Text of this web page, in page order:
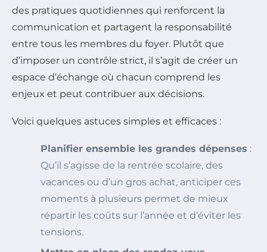
des pratiques quotidiennes qui renforcent la
communication et partagent la responsabilité
entre tous les membres du foyer. Plutôt que
d’imposer un contrôle strict, il s’agit de créer un
espace d’échange où chacun comprend les
enjeux et peut contribuer aux décisions.
Voici quelques astuces simples et efficaces :
Planifier ensemble les grandes dépenses :
Qu’il s’agisse de la rentrée scolaire, des
vacances ou d’un gros achat, anticiper ces
moments à plusieurs permet de mieux
répartir les coûts sur l’année et d’éviter les
tensions.